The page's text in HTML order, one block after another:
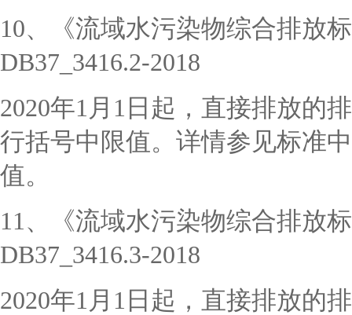
10、《流域水污染物综合排放
DB37_3416.2-2018
2020年1月1日起，直接排放的
行括号中限值。详情参见标准
值。
11、《流域水污染物综合排放
DB37_3416.3-2018
2020年1月1日起，直接排放的